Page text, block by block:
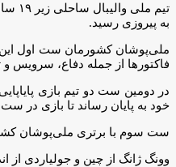
تیم ملی والیبال ساحلی زیر ۱۹ سال ایران (
به پیروزی رسید.
فاکتورها از جمله دفاع، سرویس و توپ‌گیری
خود به پایان رساند تا بازی در
ست سوم با برتری ملی‌پوشان کشورمان آغاز شد و با
وونگ ژانگ از چین و جولیاردی از